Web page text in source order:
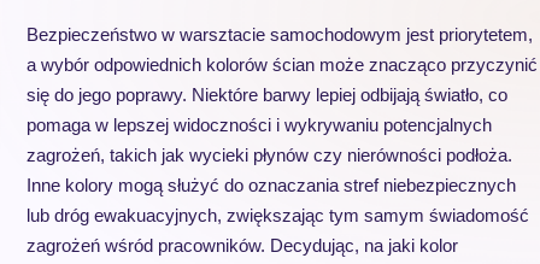
Bezpieczeństwo w warsztacie samochodowym jest priorytetem,
a wybór odpowiednich kolorów ścian może znacząco przyczynić
się do jego poprawy. Niektóre barwy lepiej odbijają światło, co
pomaga w lepszej widoczności i wykrywaniu potencjalnych
zagrożeń, takich jak wycieki płynów czy nierówności podłoża.
Inne kolory mogą służyć do oznaczania stref niebezpiecznych
lub dróg ewakuacyjnych, zwiększając tym samym świadomość
zagrożeń wśród pracowników. Decydując, na jaki kolor